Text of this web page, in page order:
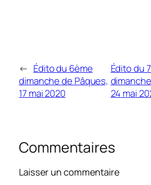
← Édito du 6ème
dimanche de Pâques,
17 mai 2020
Édito du
24 mai
Commentaires
Laisser un commentaire